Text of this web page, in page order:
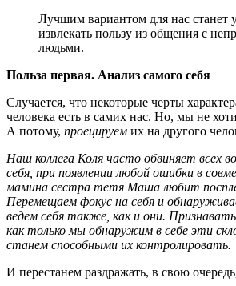
Лучшим вариантом для нас станет
извлекать пользу из общения с
людьми.
Польза первая. Анализ самого себя
Случается, что некоторые черты
человека есть в самих нас. Но, мы не
А потому, проецируем их на другого
Наш коллега Коля часто обвиняет всех
себя, при появлении любой ошибки в
мамина сестра тетя Маша любит
Перемещаем фокус на себя и
ведем себя также, как и они.
как только мы обнаружим в себе эти
станем способными их контролировать.
И перестанем раздражать, в свою